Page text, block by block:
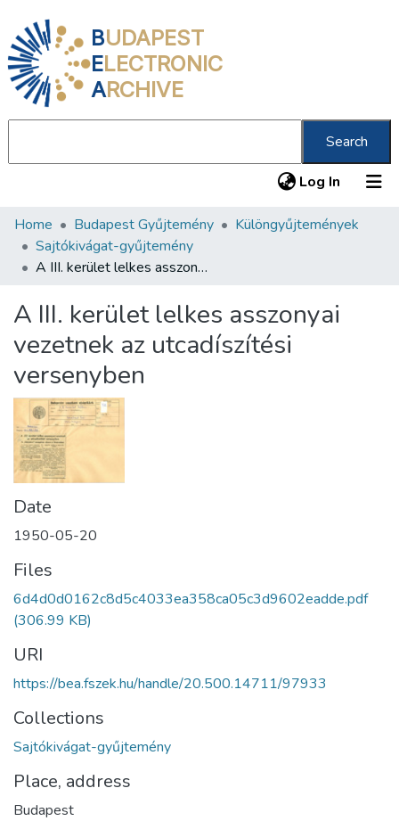
BUDAPEST
ELECTRONIC
ARCHIVE
Search
Log In (current)
Communities & Collections
All of DSpace
About us
Home Budapest Gyűjtemény
Különgyűjtemények
Sajtókivágat-gyűjtemény
A III. kerület lelkes asszonyai vezetnek az utcadíszítési versenyben
A III. kerület lelkes asszonyai
vezetnek az utcadíszítési
versenyben
Date
1950-05-20
Files
6d4d0d0162c8d5c4033ea358ca05c3d9602eadde.pdf
(306.99 KB)
URI
https://bea.fszek.hu/handle/20.500.14711/97933
Collections
Sajtókivágat-gyűjtemény
Place, address
Budapest